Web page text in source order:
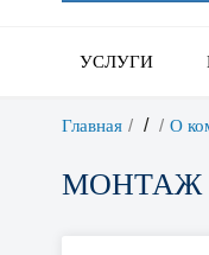
УСЛУГИ
Главная / О
МОНТАЖ